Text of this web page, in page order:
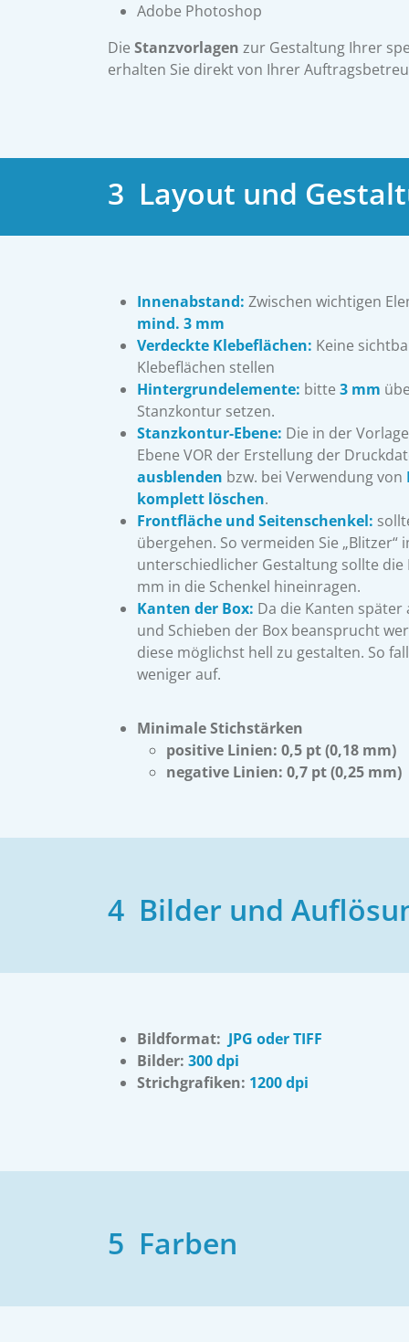
Adobe Photoshop
Die Stanzvorlagen zur Gestaltung Ihrer
erhalten Sie direkt von Ihrer
3 Layout und
Innenabstand: Zwischen wichtigen
mind. 3 mm
Verdeckte Klebeflächen: Keine
Klebeflächen stellen
Hintergrundelemente: bitte 3 mm
Stanzkontur setzen.
Stanzkontur-Ebene: Die in der
Ebene VOR der Erstellung der
ausblenden bzw. bei Verwendung von
komplett löschen.
Frontfläche und Seitenschenkel:
übergehen. So vermeiden Sie „Blitzer“
unterschiedlicher Gestaltung sollte
mm in die Schenkel hineinragen.
Kanten der Box: Da die Kanten
und Schieben der Box beansprucht
diese möglichst hell zu gestalten. So
weniger auf.
Minimale Stichstärken
positive Linien: 0,5 pt (0,18 mm)
negative Linien: 0,7 pt (0,25 mm)
4 Bilder und
Bildformat: JPG oder TIFF
Bilder: 300 dpi
Strichgrafiken: 1200 dpi
5 Farben